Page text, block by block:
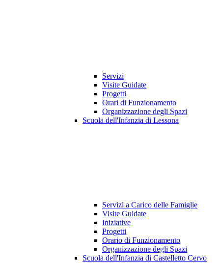
Servizi
Visite Guidate
Progetti
Orari di Funzionamento
Organizzazione degli Spazi
Scuola dell'Infanzia di Lessona
Servizi a Carico delle Famiglie
Visite Guidate
Iniziative
Progetti
Orario di Funzionamento
Organizzazione degli Spazi
Scuola dell'Infanzia di Castelletto Cervo